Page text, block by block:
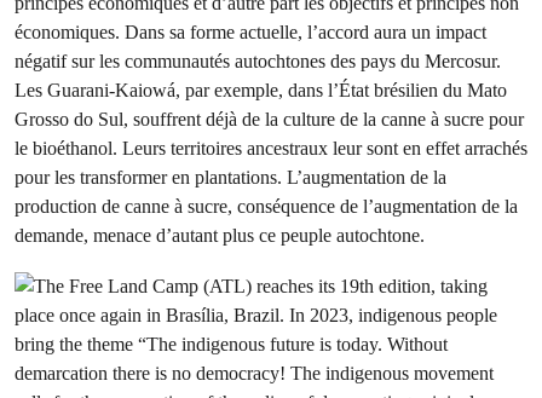
économiques. Dans sa forme actuelle, l’accord aura un impact
négatif sur les communautés autochtones des pays du Mercosur.
Les Guarani-Kaiowá, par exemple, dans l’État brésilien du Mato
Grosso do Sul, souffrent déjà de la culture de la canne à sucre pour
le bioéthanol. Leurs territoires ancestraux leur sont en effet arrachés
pour les transformer en plantations. L’augmentation de la
production de canne à sucre, conséquence de l’augmentation de la
demande, menace d’autant plus ce peuple autochtone.